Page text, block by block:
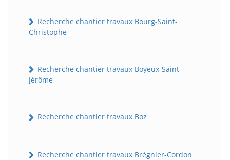
Recherche chantier travaux Bourg-Saint-
Christophe
Recherche chantier travaux Boyeux-Saint-
Jérôme
Recherche chantier travaux Boz
Recherche chantier travaux Brégnier-Cordon